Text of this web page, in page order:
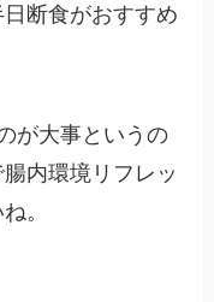
断食がおすすめ
が大事というの
内環境リフレッ
。